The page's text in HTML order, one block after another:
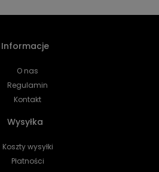
Informacje
O nas
Regulamin
Kontakt
Wysyłka
Koszty wysyłki
Płatności